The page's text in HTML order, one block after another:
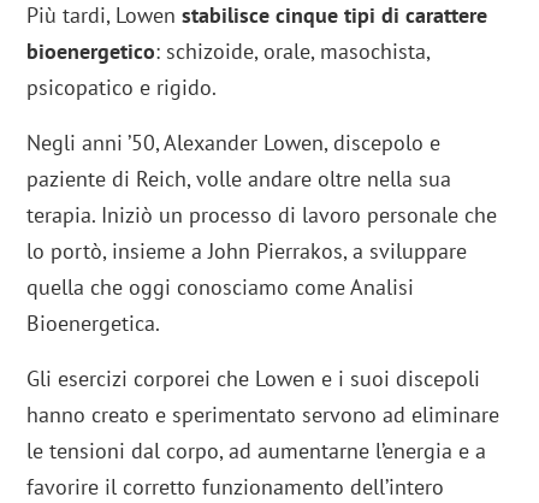
Più tardi, Lowenstabilisce cinque tipi di carattere
bioenergetico: schizoide, orale, masochista,
psicopatico e rigido.
Negli anni ’50, Alexander Lowen, discepolo e
paziente di Reich, volle andare oltre nella sua
terapia. Iniziò un processo di lavoro personale che
lo portò, insieme a John Pierrakos, a sviluppare
quella che oggi conosciamo come Analisi
Bioenergetica.
Gli esercizi corporei che Lowen e i suoi discepoli
hanno creato e sperimentato servono ad eliminare
le tensioni dal corpo, ad aumentarne l’energia e a
favorire il corretto funzionamento dell’intero